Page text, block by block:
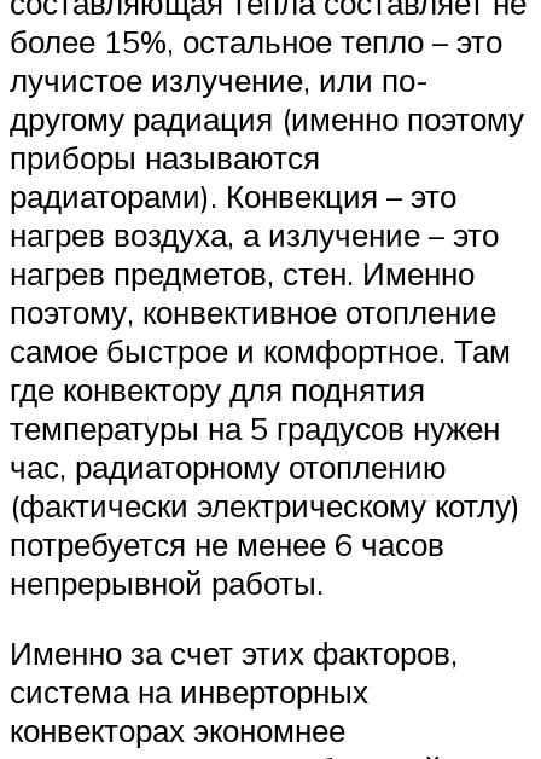
более 15%, остальное тепло – это
лучистое излучение, или по-
другому радиация (именно поэтому
приборы называются
радиаторами). Конвекция – это
нагрев воздуха, а излучение – это
нагрев предметов, стен. Именно
поэтому, конвективное отопление
самое быстрое и комфортное. Там
где конвектору для поднятия
температуры на 5 градусов нужен
час, радиаторному отоплению
(фактически электрическому котлу)
потребуется не менее 6 часов
непрерывной работы.
Именно за счет этих факторов,
система на инверторных
конвекторах экономнее